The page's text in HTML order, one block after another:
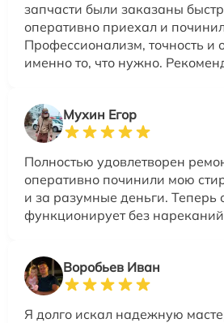
запчасти были заказаны
оперативно приехал и
Профессионализм, точность и
именно то, что нужно.
Мухин Егор
Полностью удовлетворен
оперативно починили мою
и за разумные деньги. Теперь
функционирует без
Воробьев Иван
Я долго искал надежную